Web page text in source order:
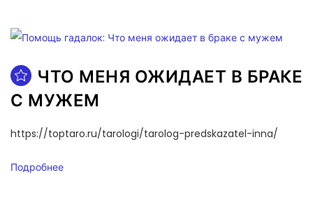
ЧТО МЕНЯ ОЖИДАЕТ В БРАКЕ
С МУЖЕМ
https://toptaro.ru/tarologi/tarolog-predskazatel-inna/
Подробнее